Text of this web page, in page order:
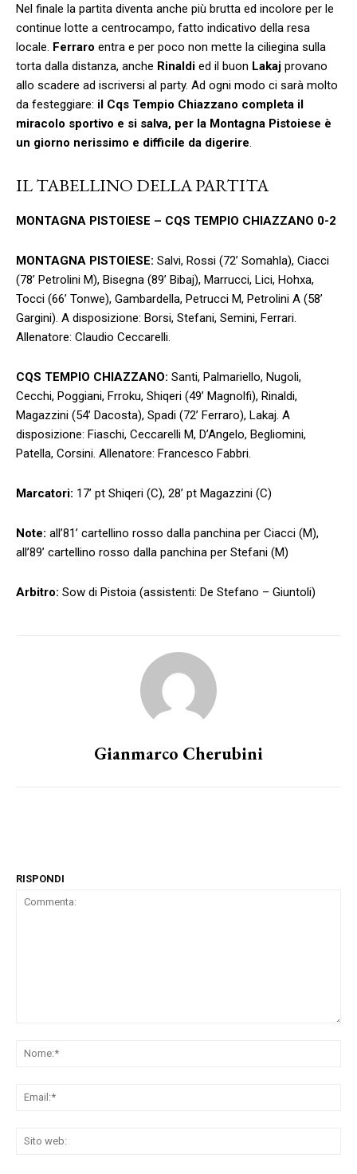
Nel finale la partita diventa anche più brutta ed incolore per le
continue lotte a centrocampo, fatto indicativo della resa
locale. Ferraro entra e per poco non mette la ciliegina sulla
torta dalla distanza, anche Rinaldi ed il buon Lakaj provano
allo scadere ad iscriversi al party. Ad ogni modo ci sarà molto
da festeggiare: il Cqs Tempio Chiazzano completa il
miracolo sportivo e si salva, per la Montagna Pistoiese è
un giorno nerissimo e difficile da digerire.
IL TABELLINO DELLA PARTITA
MONTAGNA PISTOIESE – CQS TEMPIO CHIAZZANO 0-2
MONTAGNA PISTOIESE: Salvi, Rossi (72’ Somahla), Ciacci
(78’ Petrolini M), Bisegna (89’ Bibaj), Marrucci, Lici, Hohxa,
Tocci (66’ Tonwe), Gambardella, Petrucci M, Petrolini A (58’
Gargini). A disposizione: Borsi, Stefani, Semini, Ferrari.
Allenatore: Claudio Ceccarelli.
CQS TEMPIO CHIAZZANO: Santi, Palmariello, Nugoli,
Cecchi, Poggiani, Frroku, Shiqeri (49’ Magnolfi), Rinaldi,
Magazzini (54’ Dacosta), Spadi (72’ Ferraro), Lakaj. A
disposizione: Fiaschi, Ceccarelli M, D’Angelo, Begliomini,
Patella, Corsini. Allenatore: Francesco Fabbri.
Marcatori: 17’ pt Shiqeri (C), 28’ pt Magazzini (C)
Note: all’81’ cartellino rosso dalla panchina per Ciacci (M),
all’89’ cartellino rosso dalla panchina per Stefani (M)
Arbitro: Sow di Pistoia (assistenti: De Stefano – Giuntoli)
Gianmarco Cherubini
RISPONDI